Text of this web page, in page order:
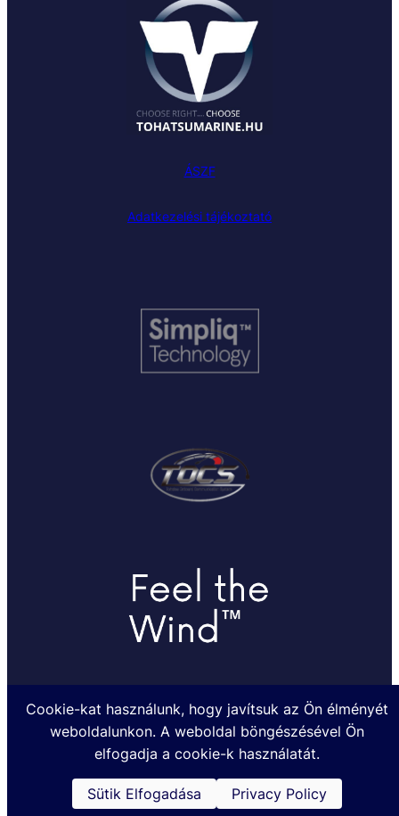
ÁSZF
Adatkezelési tájékoztató
Készült a TOHATSUMARINE.HU Kft. megbízásából @2024
Cookie-kat használunk, hogy javítsuk az Ön élményét
weboldalunkon. A weboldal böngészésével Ön
elfogadja a cookie-k használatát.
Sütik Elfogadása Privacy Policy